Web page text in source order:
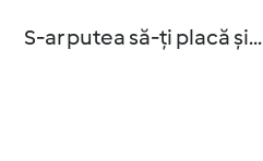
S-ar putea să-ți placă și...